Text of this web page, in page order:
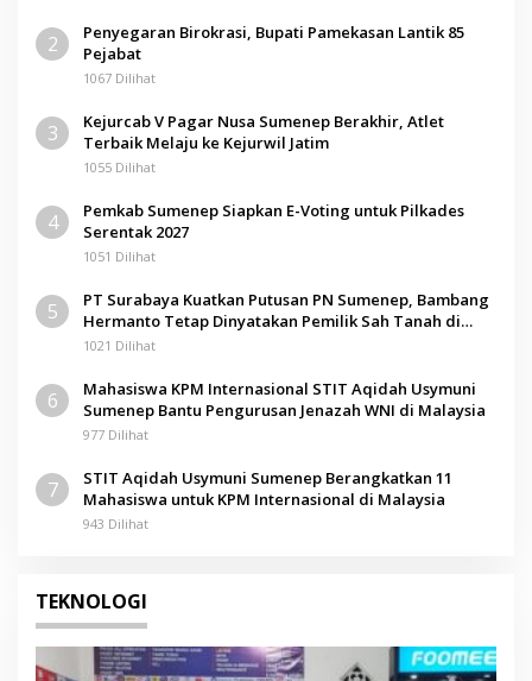
2
Penyegaran Birokrasi, Bupati Pamekasan Lantik 85
Pejabat
1067 Dilihat
3
Kejurcab V Pagar Nusa Sumenep Berakhir, Atlet
Terbaik Melaju ke Kejurwil Jatim
1055 Dilihat
4
Pemkab Sumenep Siapkan E-Voting untuk Pilkades
Serentak 2027
1051 Dilihat
5
PT Surabaya Kuatkan Putusan PN Sumenep, Bambang
Hermanto Tetap Dinyatakan Pemilik Sah Tanah di
Pamolokan
1021 Dilihat
6
Mahasiswa KPM Internasional STIT Aqidah Usymuni
Sumenep Bantu Pengurusan Jenazah WNI di Malaysia
977 Dilihat
7
STIT Aqidah Usymuni Sumenep Berangkatkan 11
Mahasiswa untuk KPM Internasional di Malaysia
943 Dilihat
TEKNOLOGI